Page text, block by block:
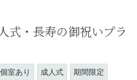
式・長寿の御祝いプラ
個室あり 成人式 期間限定